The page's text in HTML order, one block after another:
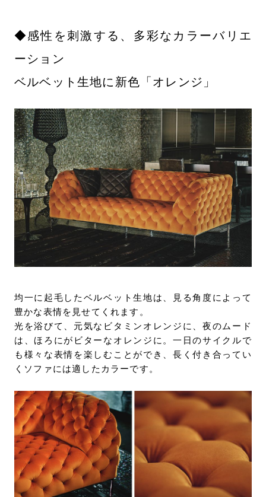
◆感性を刺激する、多彩なカラーバリエ
ーション
ベルベット生地に新色「オレンジ」
均一に起毛したベルベット生地は、見る角度によって
豊かな表情を見せてくれます。
光を浴びて、元気なビタミンオレンジに、夜のムード
は、ほろにがビターなオレンジに。一日のサイクルで
も様々な表情を楽しむことができ、長く付き合ってい
くソファには適したカラーです。